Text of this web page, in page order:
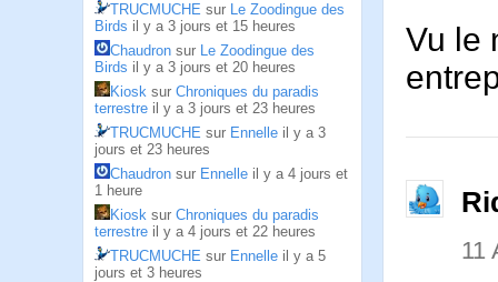
TRUCMUCHE sur Le Zoodingue des
Birds il y a 3 jours et 15 heures
Chaudron sur Le Zoodingue des
Birds il y a 3 jours et 20 heures
Kiosk sur Chroniques du paradis
terrestre il y a 3 jours et 23 heures
TRUCMUCHE sur Ennelle il y a 3
jours et 23 heures
Chaudron sur Ennelle il y a 4 jours et
1 heure
Kiosk sur Chroniques du paradis
terrestre il y a 4 jours et 22 heures
TRUCMUCHE sur Ennelle il y a 5
jours et 3 heures
Vu le
11